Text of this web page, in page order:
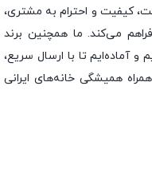
کیفیت و احترام به مشتری،
می‌کند. ما همچنین برند
و آماده‌ایم تا با ارسال سریع،
همیشگی خانه‌های ایرانی